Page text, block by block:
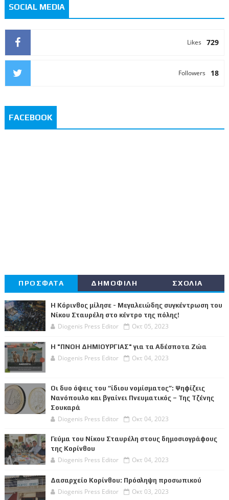
SOCIAL MEDIA
729
Likes
18
Followers
FACEBOOK
ΠΡΟΣΦΑΤΑ ΔΗΜΟΦΙΛΗ ΣΧΟΛΙΑ
Η Κόρινθος μίλησε - Μεγαλειώδης συγκέντρωση του
Νίκου Σταυρέλη στο κέντρο της πόλης!
Diogenis Press Editor Οκτ 05, 2023
Η "ΠΝΟΗ ΔΗΜΙΟΥΡΓΙΑΣ" για τα Αδέσποτα Ζώα
Diogenis Press Editor Οκτ 04, 2023
Οι δυο όψεις του “ίδιου νομίσματος”: Ψηφίζεις
Νανόπουλο και βγαίνει Πνευματικός – Της Τζένης
Σουκαρά
Diogenis Press Editor Οκτ 04, 2023
Γεύμα του Νίκου Σταυρέλη στους δημοσιογράφους
της Κορίνθου
Diogenis Press Editor Οκτ 04, 2023
Δασαρχείο Κορίνθου: Πρόσληψη προσωπικού
Diogenis Press Editor Οκτ 03, 2023